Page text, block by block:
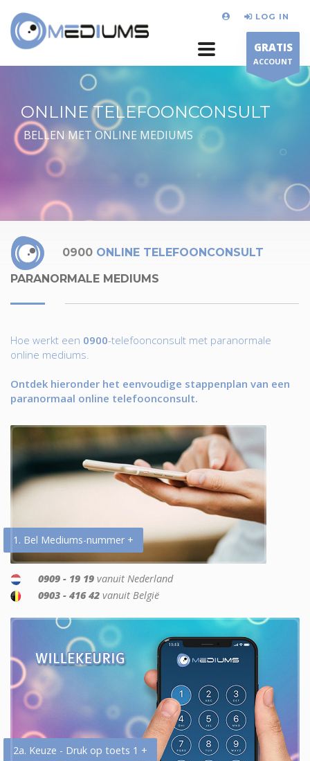
LOG IN
GRATIS
ACCOUNT
ONLINE TELEFOONCONSULT
BELLEN MET ONLINE MEDIUMS
0900 ONLINE TELEFOONCONSULT
PARANORMALE MEDIUMS
Hoe werkt een 0900-telefoonconsult met paranormale
online mediums.
Ontdek hieronder het eenvoudige stappenplan van een
paranormaal online telefoonconsult.
1. Bel Mediums-nummer +
0909 - 19 19 vanuit Nederland
0903 - 416 42 vanuit België
2a. Keuze - Druk op toets 1 +